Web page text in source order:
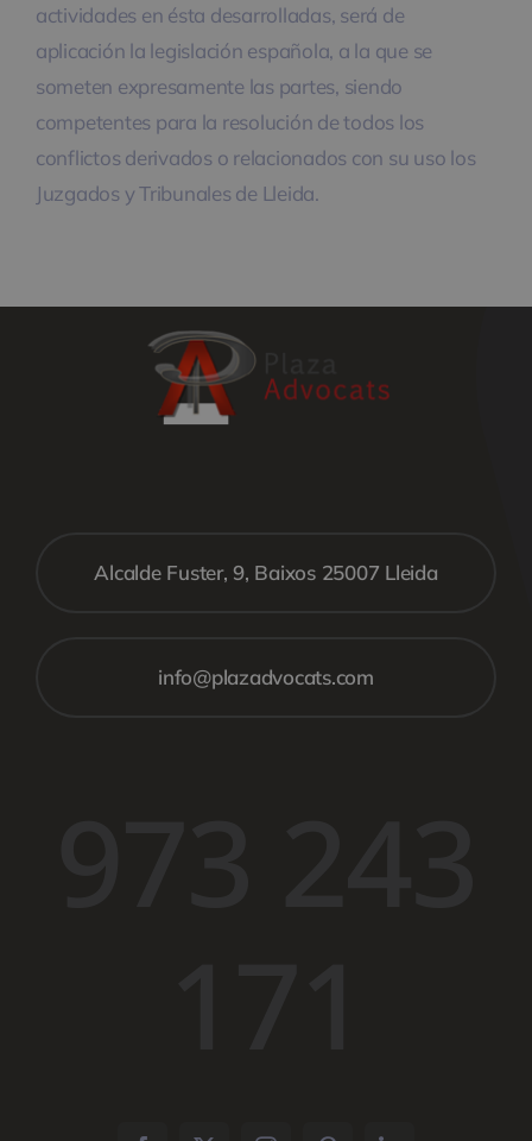
actividades en ésta desarrolladas, será de
aplicación la legislación española, a la que se
someten expresamente las partes, siendo
competentes para la resolución de todos los
conflictos derivados o relacionados con su uso los
Juzgados y Tribunales de Lleida.
Alcalde Fuster, 9, Baixos 25007 Lleida
info@plazadvocats.com